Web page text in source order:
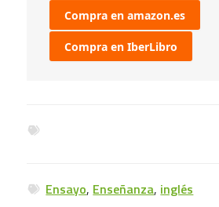
Compra en amazon.es
Compra en IberLibro
Ensayo, Enseñanza, inglés